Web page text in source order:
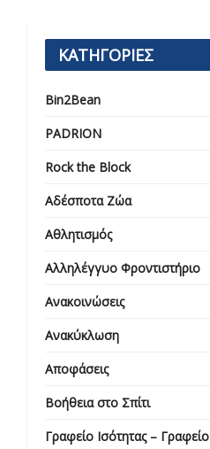
ΚΑΤΗΓΟΡΙΕΣ
Bin2Bean
PADRION
Rock the Block
Αδέσποτα Ζώα
Αθλητισμός
Αλληλέγγυο Φροντιστήριο
Ανακοινώσεις
Ανακύκλωση
Αποφάσεις
Βοήθεια στο Σπίτι
Γραφείο Ισότητας – Γραφείο